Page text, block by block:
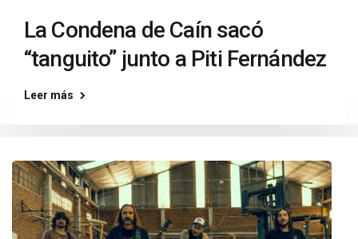
La Condena de Caín sacó
“tanguito” junto a Piti Fernández
Leer más